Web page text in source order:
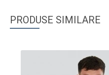
PRODUSE SIMILARE